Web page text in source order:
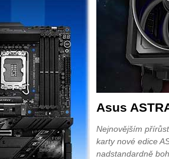
Asus
Nejnovějším
karty nové edice
nadstandardně